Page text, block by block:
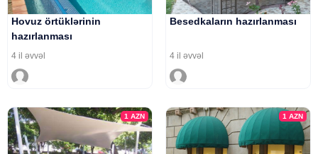
Hovuz örtüklərinin
hazırlanması
4 il əvvəl
Besedkaların hazırlanması
4 il əvvəl
1AZN 1 AZN